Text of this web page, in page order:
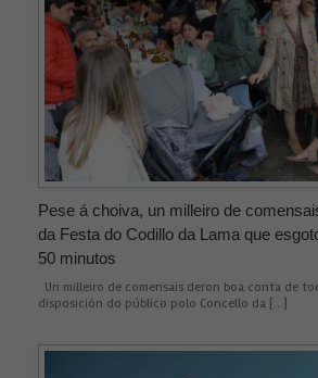
Pese á choiva, un milleiro de
da Festa do Codillo da Lama que
50 minutos
Un milleiro de comensais deron boa conta de
disposición do público polo Concello da […]